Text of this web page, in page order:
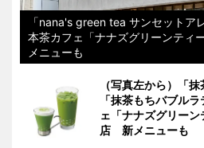
「nana's green tea サンセットア
本茶カフェ「ナナズグリーンテ
メニューも
（写真左から）「
「抹茶もちバブル
ェ「ナナズグリー
店 新メニューも